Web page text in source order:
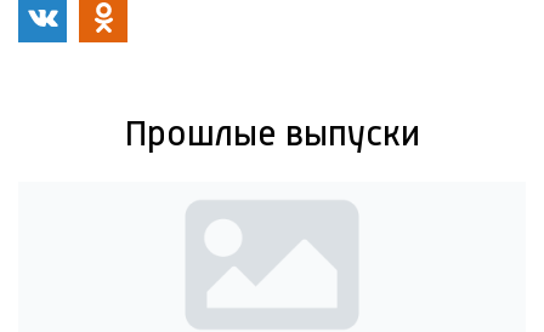
Прошлые выпуски